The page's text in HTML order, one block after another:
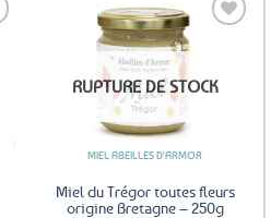
variations.
options
choisies
aux
RUPTURE DE STOCK
MIEL ABEILLES D'ARMOR
Miel du Trégor toutes fleurs
origine Bretagne – 250g